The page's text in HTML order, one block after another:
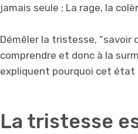
jamais seule ; La rage, la
Démêler la tristesse, “savoir
comprendre et donc à la
expliquent pourquoi cet état
La tristesse